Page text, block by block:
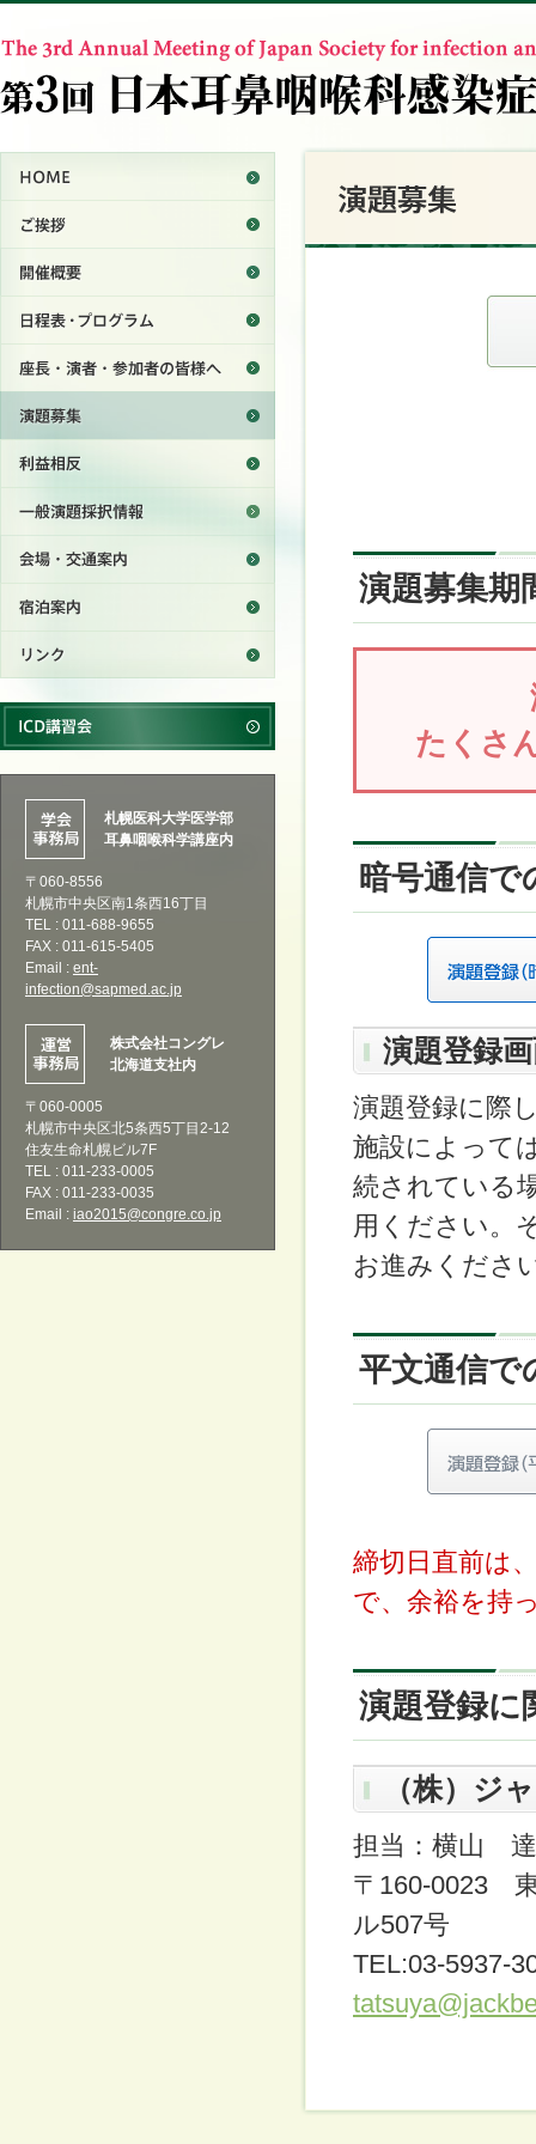
演題募集期
たくさ
暗号通信
演題登録
演題登録に際
施設によって
続されている
用ください。
お進みくださ
平文通信で
締切日直前は
で、余裕を持
演題登録に
（株）ジ
担当：横山
〒160-0023
ル507号
TEL:03-5937-
札幌医科大学医学部
耳鼻咽喉科学講座内
〒060-8556
札幌市中央区南1条西16丁目
TEL : 011-688-9655
FAX : 011-615-5405
Email : ent-
infection@sapmed.ac.jp
株式会社コングレ
北海道支社内
〒060-0005
札幌市中央区北5条西5丁目2-12
住友生命札幌ビル7F
TEL : 011-233-0005
FAX : 011-233-0035
Email : iao2015@congre.co.jp